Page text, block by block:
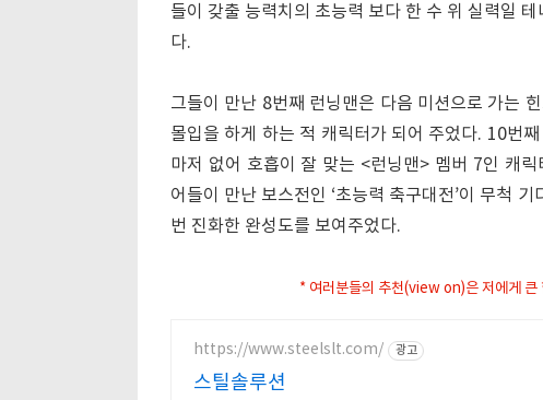
들이 갖출 능력치의 초능력 보다 한 수 위 실력일
다.
그들이 만난 8번째 런닝맨은 다음 미션으로 가는
몰입을 하게 하는 적 캐릭터가 되어 주었다. 10번
마저 없어 호흡이 잘 맞는 <런닝맨> 멤버 7인 캐
어들이 만난 보스전인 ‘초능력 축구대전’이 무척
번 진화한 완성도를 보여주었다.
* 여러분들의 추천(view on)은 저에게 큰
https://www.steelslt.com/ 광고
스틸솔루션